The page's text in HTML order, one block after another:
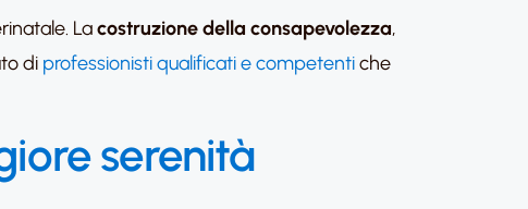
Lacostruzione della consapevolezza,
di professionisti qualificati e competentiche
serenità